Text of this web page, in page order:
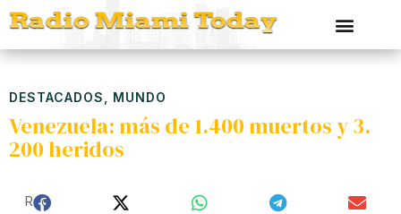
DESTACADOS MUNDO
Venezuela: más de 1.400 muertos y 3.
200 heridos
Red